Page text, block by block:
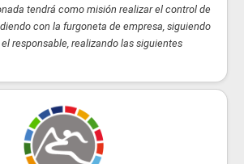
tendrá como misión realizar el control de
con la furgoneta de empresa, siguiendo
responsable, realizando las siguientes